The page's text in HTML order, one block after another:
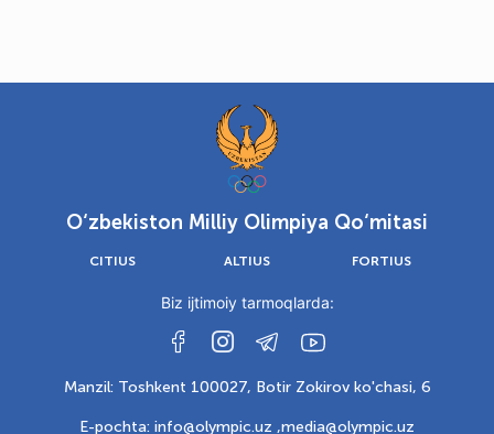
O‘zbekiston Milliy Olimpiya Qo‘mitasi
CITIUS ALTIUS FORTIUS
Biz ijtimoiy tarmoqlarda:
Manzil: Toshkent 100027, Botir Zokirov ko'chasi, 6
E-pochta: info@olympic.uz ,media@olympic.uz